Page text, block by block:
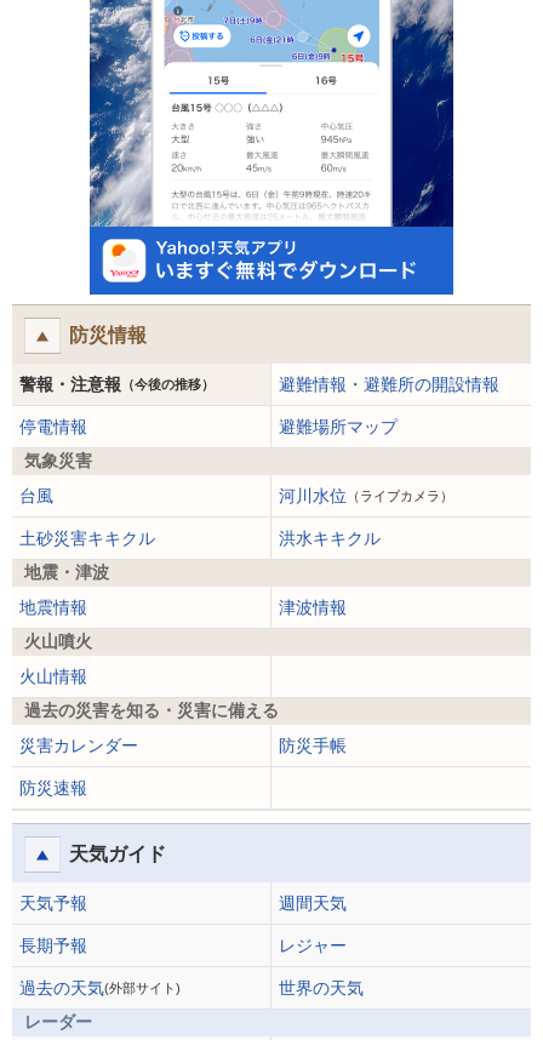
防災情報
警報・注意報 （今後の推移） 避難情報・避難所の開設情報
停電情報
避難場所マップ
気象災害
台風
河川水位 （ライブカメラ）
土砂災害キキクル
洪水キキクル
地震・津波
地震情報
津波情報
火山噴火
火山情報
過去の災害を知る・災害に備える
災害カレンダー
防災手帳
防災速報
天気ガイド
天気予報 週間天気
長期予報 レジャー
過去の天気(外部サイト)
世界の天気
レーダー